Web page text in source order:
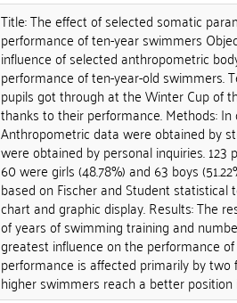
Title: The effect of selected somatic
performance of ten-year swimmers
influence of selected anthropometric
performance of ten-year-old swimmers.
pupils got through at the Winter Cup of
thanks to their performance. Methods:
Anthropometric data were obtained by
were obtained by personal inquiries.
60 were girls (48.78%) and 63 boys
based on Fischer and Student
chart and graphic display. Results: The
of years of swimming training and
greatest influence on the performance
performance is affected primarily by
higher swimmers reach a better position